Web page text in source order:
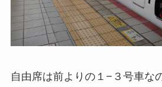
自由席は前よりの１−３号車な